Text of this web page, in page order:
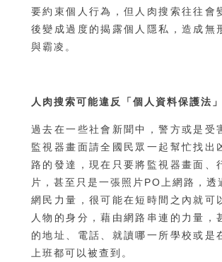
要約束個人行為，但人肉搜索往往會
後變成過度的揭露個人隱私，造成無
與霸凌。
人肉搜索可能違反「個人資料保護法」
過去在一些社會新聞中，警方或是受
監視器畫面請全國民眾一起幫忙找出
路的發達，現在只要將監視器畫面、
片，甚至只是一張照片PO上網路，透
網民力量，很可能在短時間之內就可
人物的身分，藉由網路串連的力量，
的地址、電話、就讀哪一所學校或是
上班都可以被查到。